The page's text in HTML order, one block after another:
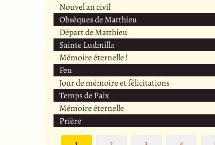
Nouvel an civil
Obsèques de Matthieu
Départ de Matthieu
Sainte Ludmilla
Mémoire éternelle !
Feu
Jour de mémoire et félicitations
Temps de Paix
Mémoire éternelle
Prière